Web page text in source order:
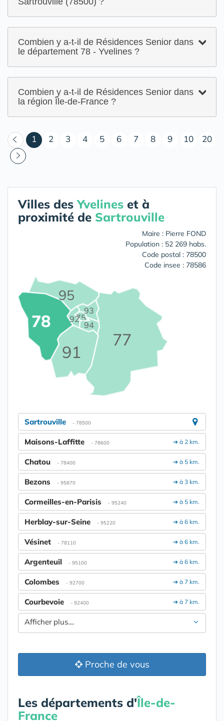
Combien y a-t-il de Résidences Senior dans
le département 78 - Yvelines ?
Combien y a-t-il de Résidences Senior dans
la région Île-de-France ?
1 (courant)
2 3 4 5 6 7 8 9 10 20
Villes desYvelines et à
proximité de Sartrouville
Maire : Pierre FOND
Population : 52 269 habs.
Code postal : 78500
Code insee : 78586
75
77
78
91
92
93
94
95
Sartrouville - 78500
➔ à 2 km.
Maisons-Laffitte - 78600
➔ à 5 km.
Chatou - 78400
➔ à 3 km.
Bezons - 95870
➔ à 5 km.
Cormeilles-en-Parisis - 95240
➔ à 6 km.
Herblay-sur-Seine - 95220
➔ à 6 km.
Vésinet - 78110
➔ à 6 km.
Argenteuil - 95100
➔ à 7 km.
Colombes - 92700
➔ à 7 km.
Courbevoie - 92400
Afficher plus....
Proche de vous
Les départements d'Île-de-
France